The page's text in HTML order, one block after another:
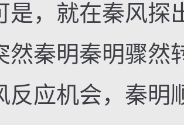
就在秦风探
然秦明秦明骤然
反应机会，秦明